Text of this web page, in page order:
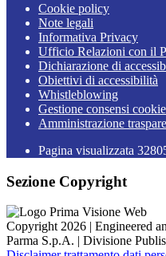
Cookie policy
Note legali
Informativa Privacy
Ufficio Relazioni con il
Dichiarazione di
Obiettivi di accessibilità
Whistleblowing
Gestione consensi cookie
Amministrazione
Pagina visualizzata
Sezione Copyright
Copyright 2026 | Engineered
Parma S.p.A. | Divisione